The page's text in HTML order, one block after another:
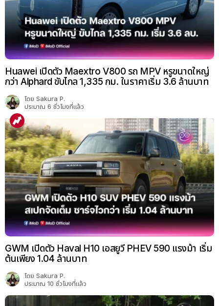
Huawei เปิดตัว Maextro V800 รถ MPV หรูขนาดใหญ่
กว่า Alphard ขับไกล 1,335 กม. ในราคาเริ่ม 3.6 ล้านบาท
โดย Sakura P.
ประมาณ 6 ชั่วโมงที่แล้ว
GWM เปิดตัว Haval H10 เอสยูวี PHEV 590 แรงม้า เริ่ม
ต้นเพียง 1.04 ล้านบาท
โดย Sakura P.
ประมาณ 10 ชั่วโมงที่แล้ว